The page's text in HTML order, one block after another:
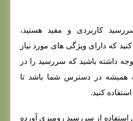
کاربردی و مفید هستید،
که دارای ویژگی های مورد نیاز
داشته باشید که سررسید را در
همیشه در دسترس شما باشد تا
کنید.
استفاده از سررسید رومیزی آورده